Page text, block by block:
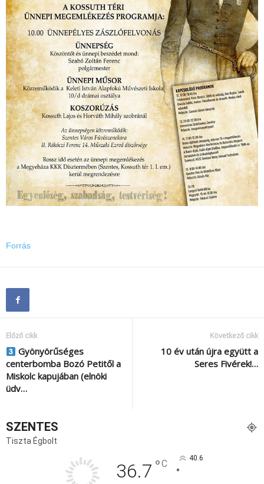
Forrás
Előző cikk
Gyönyörűséges
centerbomba Bozó Petitől a
Miskolc kapujában (elnöki
üdv…
Következő cikk
10 év után újra együtt a
Seres Fivérek!…
SZENTES
Tiszta Égbolt
36.7 °C 40.6
°